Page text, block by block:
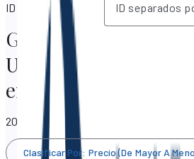
ID MLS / Lista de ID
Golden Beach,
Unidos Bienes raíces
en Venta
20 resultados mostrados
Clasificar Por: Precio (de Mayor A